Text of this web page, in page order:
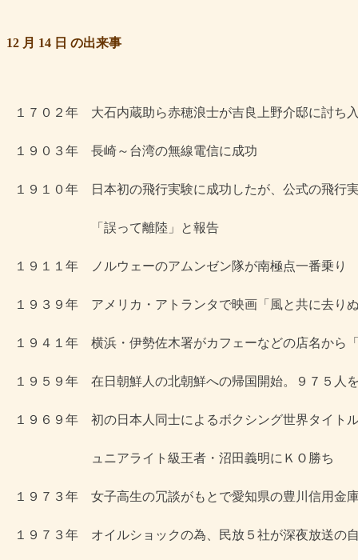
12 月 14 日 の出来事